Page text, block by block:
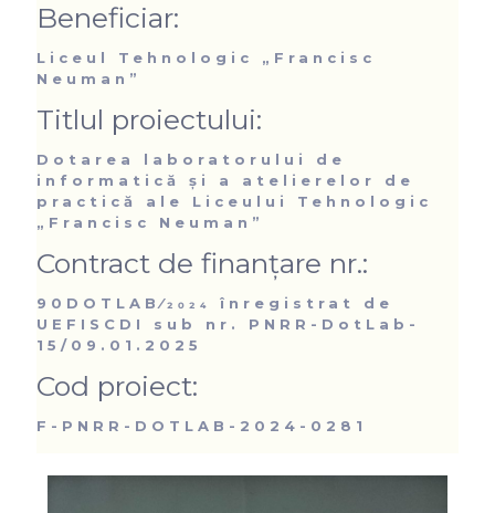
Beneficiar:
Liceul Tehnologic „Francisc
Neuman”
Titlul proiectului:
Dotarea laboratorului de
informatică și a atelierelor de
practică ale Liceului Tehnologic
„Francisc Neuman”
Contract de finanțare nr.:
90DOTLAB⁄2024 înregistrat de
UEFISCDI sub nr. PNRR-DotLab-
15/09.01.2025
Cod proiect:
F-PNRR-DOTLAB-2024-0281